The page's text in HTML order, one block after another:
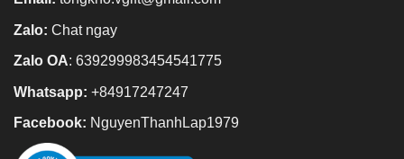
Zalo: Chat ngay
Zalo OA: 639299983454541775
Whatsapp: +84917247247
Facebook: NguyenThanhLap1979